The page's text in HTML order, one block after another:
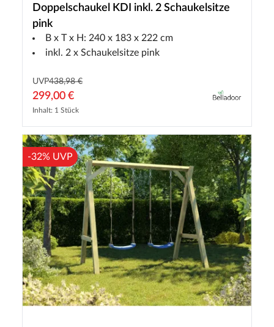
Doppelschaukel KDI inkl. 2 Schaukelsitze
pink
B x T x H: 240 x 183 x 222 cm
inkl. 2 x Schaukelsitze pink
UVP438,98 €
299,00 €
Inhalt: 1 Stück
-32% UVP